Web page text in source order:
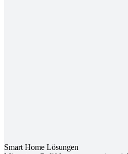
Smart Home Lösungen